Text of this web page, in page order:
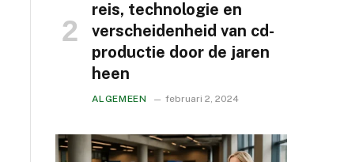
reis, technologie en
verscheidenheid van cd-
productie door de jaren
heen
ALGEMEEN februari 2, 2024